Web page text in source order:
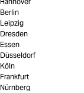
Berlin
Leipzig
Dresden
Essen
Düsseldorf
Köln
Frankfurt
Nürnberg